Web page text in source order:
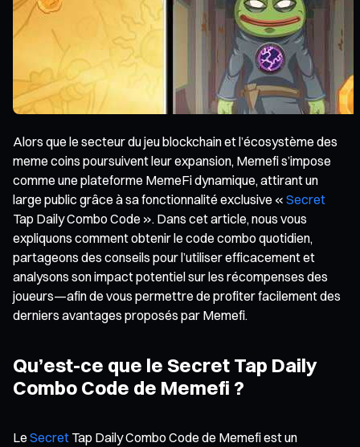
Alors que le secteur du jeu blockchain et l’écosystème des
meme coins poursuivent leur expansion, Memefi s’impose
comme une plateforme MemeFi dynamique, attirant un
large public grâce à sa fonctionnalité exclusive « Secret
Tap Daily Combo Code ». Dans cet article, nous vous
expliquons comment obtenir le code combo quotidien,
partageons des conseils pour l’utiliser efficacement et
analysons son impact potentiel sur les récompenses des
joueurs—afin de vous permettre de profiter facilement des
derniers avantages proposés par Memefi.
Qu’est-ce que le Secret Tap Daily
Combo Code de Memefi ?
Le Secret Tap Daily Combo Code de Memefi est un